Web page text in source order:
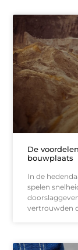
De
bouwplaats
In de
spelen
vertrouwden